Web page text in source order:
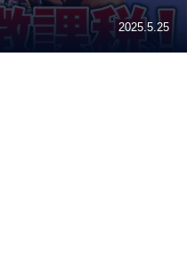
2025.5.25